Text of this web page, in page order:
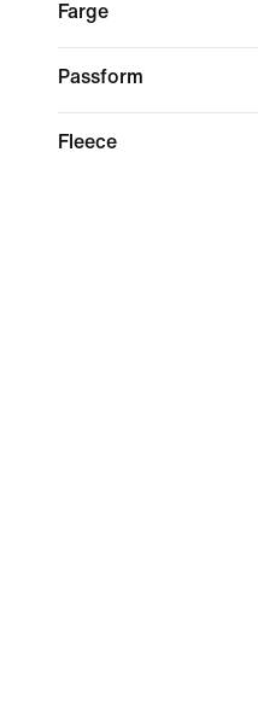
Farge
Passform
Fleece